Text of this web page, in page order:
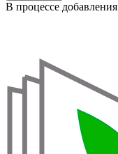
В процессе добавления